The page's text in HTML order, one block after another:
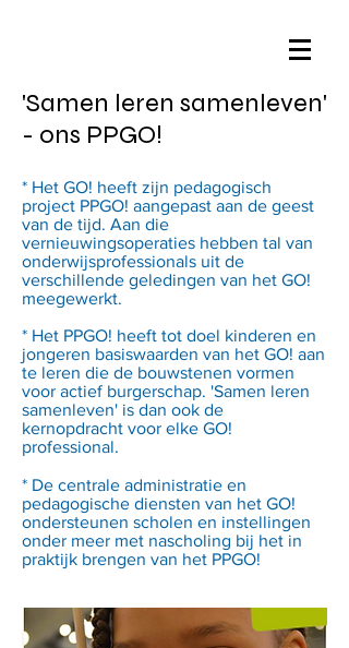
'Samen leren samenleven'
- ons PPGO!
* Het GO! heeft zijn pedagogisch
project PPGO! aangepast aan de geest
van de tijd. Aan die
vernieuwingsoperaties hebben tal van
onderwijsprofessionals uit de
verschillende geledingen van het GO!
meegewerkt.
* Het PPGO! heeft tot doel kinderen en
jongeren basiswaarden van het GO! aan
te leren die de bouwstenen vormen
voor actief burgerschap. 'Samen leren
samenleven' is dan ook de
kernopdracht voor elke GO!
professional.
* De centrale administratie en
pedagogische diensten van het GO!
ondersteunen scholen en instellingen
onder meer met nascholing bij het in
praktijk brengen van het PPGO!